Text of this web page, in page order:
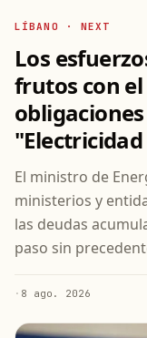
LÍBANO · NEXT
Los
frutos con el
El ministro de
ministerios y
las deudas
paso sin
· 8 ago. 2026